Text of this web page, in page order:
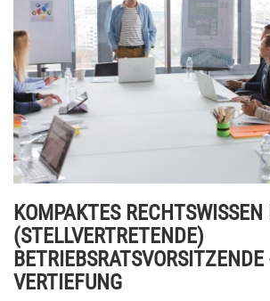
KOMPAKTES RECHTSWISSEN
(STELLVERTRETENDE)
BETRIEBSRATSVORSITZENDE
VERTIEFUNG